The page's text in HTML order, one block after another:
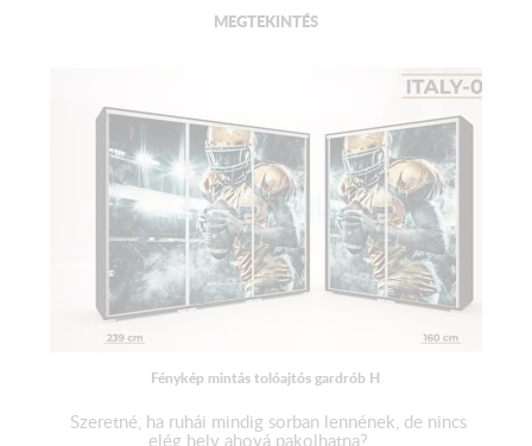
MEGTEKINTÉS
Fénykép mintás tolóajtós gardrób H
Szeretné, ha ruhái mindig sorban lennének, de nincs
elég hely ahová pakolhatna?...